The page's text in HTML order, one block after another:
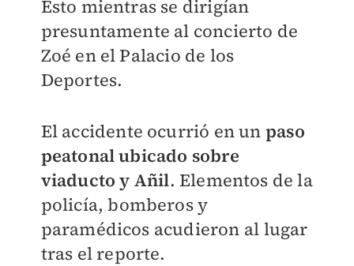
Esto mientras se dirigían
presuntamente al concierto de
Zoé en el Palacio de los
Deportes.
El accidente ocurrió en un paso
peatonal ubicado sobre
viaducto y Añil. Elementos de la
policía, bomberos y
paramédicos acudieron al lugar
tras el reporte.